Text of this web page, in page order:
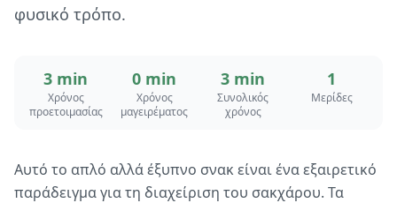
φυσικό τρόπο.
3 min
Χρόνος
προετοιμασίας
0 min
Χρόνος
μαγειρέματος
3 min
Συνολικός
χρόνος
1
Μερίδες
Αυτό το απλό αλλά έξυπνο σνακ είναι ένα εξαιρετικό
παράδειγμα για τη διαχείριση του σακχάρου. Τα